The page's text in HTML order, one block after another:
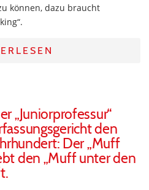
können, dazu braucht
„Juniorprofessur“
den
Der „Muff
den „Muff unter den